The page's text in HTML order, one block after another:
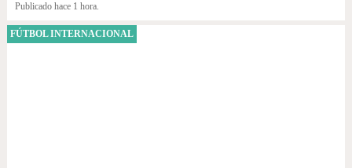
Publicado hace 1 hora.
FÚTBOL INTERNACIONAL